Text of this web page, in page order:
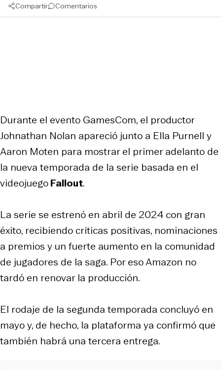
Compartir Comentarios
Durante el evento GamesCom, el productor
Johnathan Nolan apareció junto a Ella Purnell y
Aaron Moten para mostrar el primer adelanto de
la nueva temporada de la serie basada en el
videojuegoFallout.
La serie se estrenó en abril de 2024 con gran
éxito, recibiendo críticas positivas, nominaciones
a premios y un fuerte aumento en la comunidad
de jugadores de la saga. Por eso Amazon no
tardó en renovar la producción.
El rodaje de la segunda temporada concluyó en
mayo y, de hecho, la plataforma ya confirmó que
también habrá una tercera entrega.